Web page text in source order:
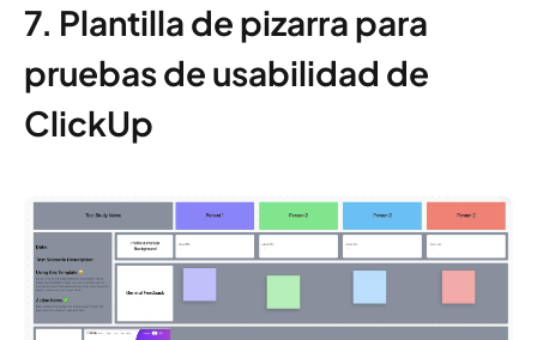
7. Plantilla de pizarra para
pruebas de usabilidad de
ClickUp